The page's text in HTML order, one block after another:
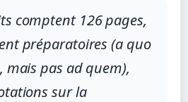
comptent 126 pages,
préparatoires (a quo
mais pas ad quem),
sur la